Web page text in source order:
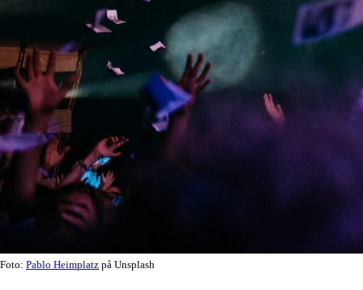
Foto: Pablo Heimplatz på Unsplash